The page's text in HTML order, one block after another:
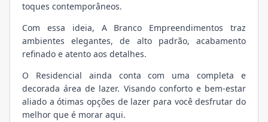
toques contemporâneos.
Com essa ideia, A Branco Empreendimentos traz
ambientes elegantes, de alto padrão, acabamento
refinado e atento aos detalhes.
O Residencial ainda conta com uma completa e
decorada área de lazer. Visando conforto e bem-estar
aliado a ótimas opções de lazer para você desfrutar do
melhor que é morar aqui.